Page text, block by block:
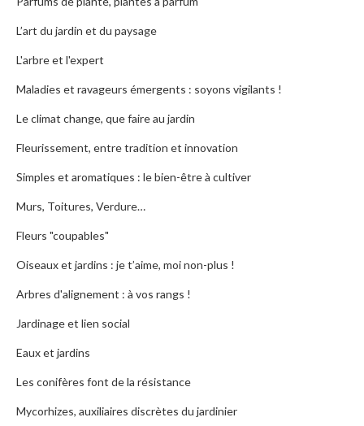
L’art du jardin et du paysage
L'arbre et l'expert
Maladies et ravageurs émergents : soyons vigilants !
Le climat change, que faire au jardin
Fleurissement, entre tradition et innovation
Simples et aromatiques : le bien-être à cultiver
Murs, Toitures, Verdure…
Fleurs "coupables"
Oiseaux et jardins : je t’aime, moi non-plus !
Arbres d'alignement : à vos rangs !
Jardinage et lien social
Eaux et jardins
Les conifères font de la résistance
Mycorhizes, auxiliaires discrètes du jardinier